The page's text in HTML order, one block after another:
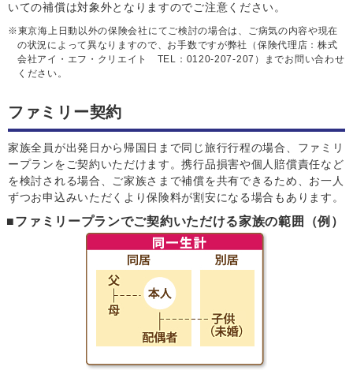
いての補償は対象外となりますのでご注意ください。
東京海上日動以外の保険会社にてご検討の場合は、ご病気の内容や現在
の状況によって異なりますので、お手数ですが弊社（保険代理店：株式
会社アイ・エフ・クリエイト TEL：0120-207-207）までお問い合わせ
ください。
ファミリー契約
家族全員が出発日から帰国日まで同じ旅行行程の場合、ファミリ
ープランをご契約いただけます。携行品損害や個人賠償責任など
を検討される場合、ご家族さまで補償を共有できるため、お一人
ずつお申込みいただくより保険料が割安になる場合もあります。
ファミリープランでご契約いただける家族の範囲（例）